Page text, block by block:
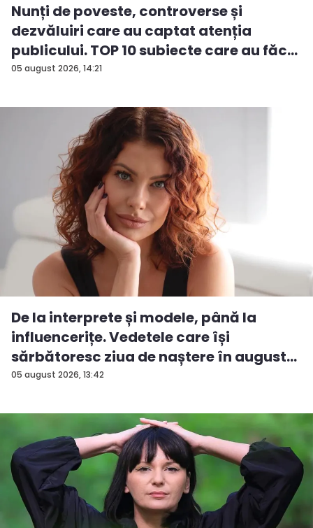
05 august 2026, 14:21
Nunți de poveste, controverse și
dezvăluiri care au captat atenția
publicului. TOP 10 subiecte care au făc...
05 august 2026, 13:42
De la interprete și modele, până la
influencerițe. Vedetele care își
sărbătoresc ziua de naștere în august...